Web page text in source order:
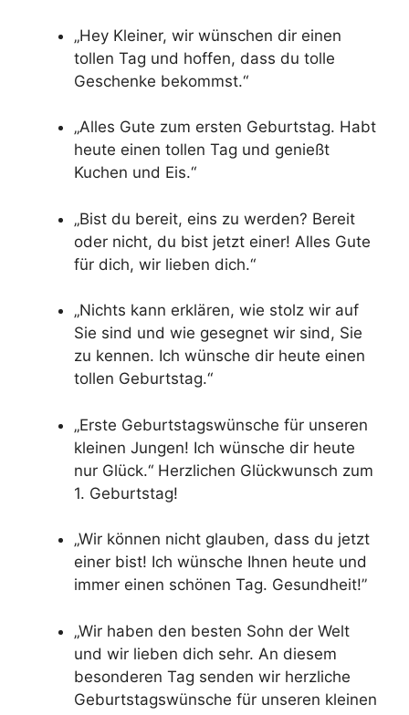
„Hey Kleiner, wir wünschen dir einen
tollen Tag und hoffen, dass du tolle
Geschenke bekommst.“
„Alles Gute zum ersten Geburtstag. Habt
heute einen tollen Tag und genießt
Kuchen und Eis.“
„Bist du bereit, eins zu werden? Bereit
oder nicht, du bist jetzt einer! Alles Gute
für dich, wir lieben dich.“
„Nichts kann erklären, wie stolz wir auf
Sie sind und wie gesegnet wir sind, Sie
zu kennen. Ich wünsche dir heute einen
tollen Geburtstag.“
„Erste Geburtstagswünsche für unseren
kleinen Jungen! Ich wünsche dir heute
nur Glück.“ Herzlichen Glückwunsch zum
1. Geburtstag!
„Wir können nicht glauben, dass du jetzt
einer bist! Ich wünsche Ihnen heute und
immer einen schönen Tag. Gesundheit!”
„Wir haben den besten Sohn der Welt
und wir lieben dich sehr. An diesem
besonderen Tag senden wir herzliche
Geburtstagswünsche für unseren kleinen